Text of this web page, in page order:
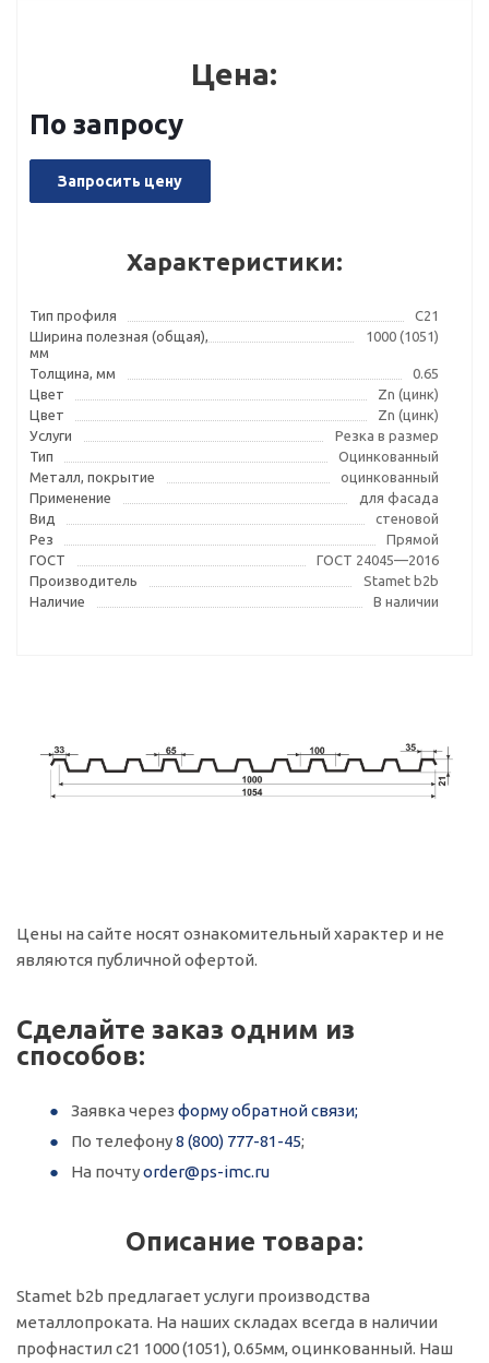
Цена:
По запросу
Запросить цену
Характеристики:
Тип профиля
С21
Ширина полезная (общая),
мм
1000 (1051)
Толщина, мм
0.65
Цвет
Zn (цинк)
Цвет
Zn (цинк)
Услуги
Резка в размер
Тип
Оцинкованный
Металл, покрытие
оцинкованный
Применение
для фасада
Вид
стеновой
Рез
Прямой
ГОСТ
ГОСТ 24045—2016
Производитель
Stamet b2b
Наличие
В наличии
Цены на сайте носят ознакомительный характер и не
являются публичной офертой.
Сделайте заказ одним из
способов:
Заявка через форму обратной связи;
По телефону8 (800) 777-81-45;
На почтуorder@ps-imc.ru
Описание товара:
Stamet b2b предлагает услуги производства
металлопроката. На наших складах всегда в наличии
профнастил с21 1000 (1051), 0.65мм, оцинкованный. Наш